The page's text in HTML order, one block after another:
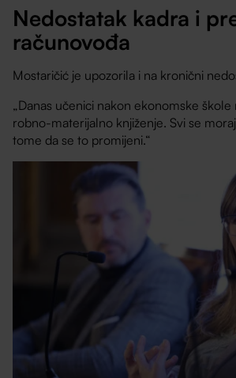
Nedostatak kadra i
računovođa
Mostaričić je upozorila i na kronični
„Danas učenici nakon ekonomske
robno-materijalno knjiženje. Svi se
tome da se to promijeni.“